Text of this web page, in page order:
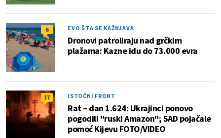
6 EVO ŠTA SE KAŽNJAVA
Dronovi patroliraju nad grčkim
plažama: Kazne idu do 73.000 evra
17 ISTOČNI FRONT
Rat – dan 1.624: Ukrajinci ponovo
pogodili "ruski Amazon"; SAD pojačale
pomoć Kijevu FOTO/VIDEO